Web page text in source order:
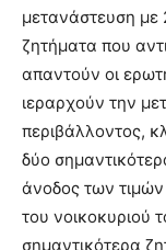
μετανάστευση με
ζητήματα που
απαντούν οι
ιεραρχούν την
περιβάλλοντος,
δύο
άνοδος των
του νοικοκυριού
σημαντικότερα